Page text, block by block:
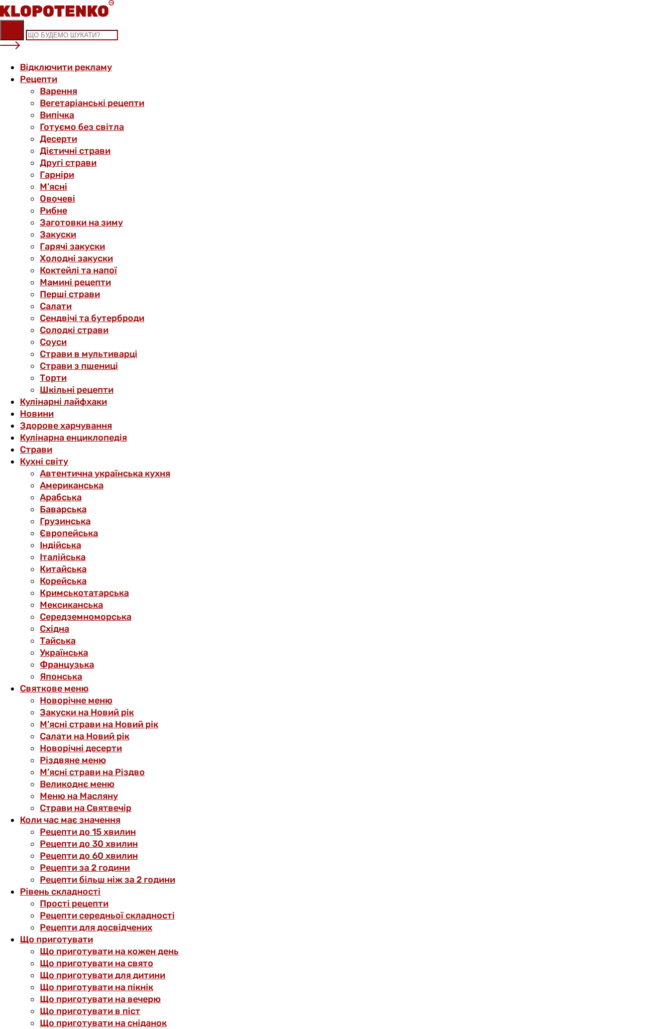
Skip
to
content
Відключити рекламу
Рецепти
Варення
Вегетаріанські рецепти
Випічка
Готуємо без світла
Десерти
Дієтичні страви
Другі страви
Гарніри
М’ясні
Овочеві
Рибне
Заготовки на зиму
Закуски
Гарячі закуски
Холодні закуски
Коктейлі та напої
Мамині рецепти
Перші страви
Салати
Сендвічі та бутерброди
Солодкі страви
Соуси
Страви в мультиварці
Страви з пшениці
Торти
Шкільні рецепти
Кулінарні лайфхаки
Новини
Здорове харчування
Кулінарна енциклопедія
Страви
Кухні світу
Автентична українська кухня
Американська
Арабська
Баварська
Грузинська
Європейська
Індійська
Італійська
Китайська
Корейська
Кримськотатарська
Мексиканська
Середземноморська
Східна
Тайська
Українська
Французька
Японська
Святкове меню
Новорічне меню
Закуски на Новий рік
М’ясні страви на Новий рік
Салати на Новий рік
Новорічні десерти
Різдвяне меню
М’ясні страви на Різдво
Великоднє меню
Меню на Масляну
Страви на Святвечір
Коли час має значення
Рецепти до 15 хвилин
Рецепти до 30 хвилин
Рецепти до 60 хвилин
Рецепти за 2 години
Рецепти більш ніж за 2 години
Рівень складності
Прості рецепти
Рецепти середньої складності
Рецепти для досвідчених
Що приготувати
Що приготувати на кожен день
Що приготувати на свято
Що приготувати для дитини
Що приготувати на пікнік
Що приготувати на вечерю
Що приготувати в піст
Що приготувати на сніданок